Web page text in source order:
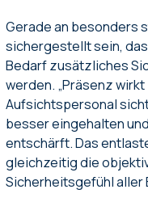
Gerade an besonders
sichergestellt sein,
Bedarf zusätzliches
werden. „Präsenz
Aufsichtspersonal
besser eingehalten
entschärft. Das
gleichzeitig die
Sicherheitsgefühl aller